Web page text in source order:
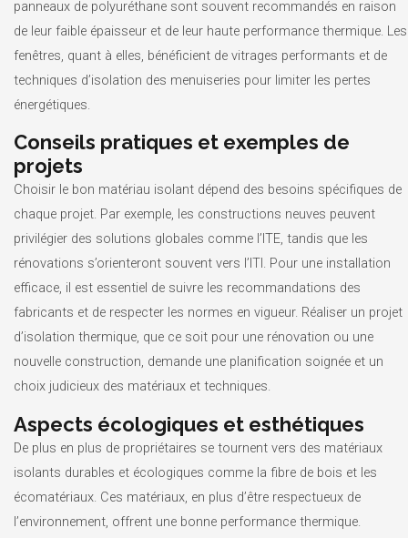
panneaux de polyuréthane sont souvent recommandés en raison
de leur faible épaisseur et de leur haute performance thermique. Les
fenêtres, quant à elles, bénéficient de vitrages performants et de
techniques d’isolation des menuiseries pour limiter les pertes
énergétiques.
Conseils pratiques et exemples de
projets
Choisir le bon matériau isolant dépend des besoins spécifiques de
chaque projet. Par exemple, les constructions neuves peuvent
privilégier des solutions globales comme l’ITE, tandis que les
rénovations s’orienteront souvent vers l’ITI. Pour une installation
efficace, il est essentiel de suivre les recommandations des
fabricants et de respecter les normes en vigueur. Réaliser un projet
d’isolation thermique, que ce soit pour une rénovation ou une
nouvelle construction, demande une planification soignée et un
choix judicieux des matériaux et techniques.
Aspects écologiques et esthétiques
De plus en plus de propriétaires se tournent vers des matériaux
isolants durables et écologiques comme la fibre de bois et les
écomatériaux. Ces matériaux, en plus d’être respectueux de
l’environnement, offrent une bonne performance thermique.